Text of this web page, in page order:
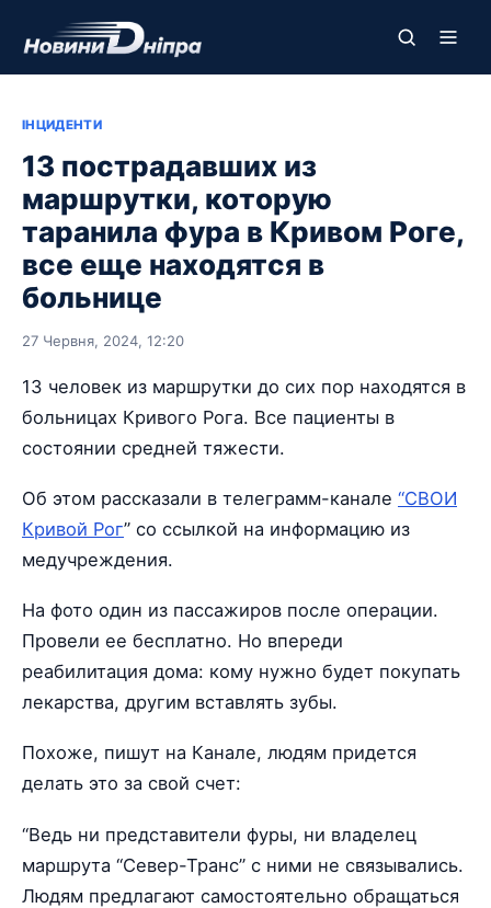
ІНЦИДЕНТИ
13 пострадавших из
маршрутки, которую
таранила фура в Кривом Роге,
все еще находятся в
больнице
27 Червня, 2024, 12:20
13 человек из маршрутки до сих пор находятся в
больницах Кривого Рога. Все пациенты в
состоянии средней тяжести.
Об этом рассказали в телеграмм-канале “СВОИ
Кривой Рог” со ссылкой на информацию из
медучреждения.
На фото один из пассажиров после операции.
Провели ее бесплатно. Но впереди
реабилитация дома: кому нужно будет покупать
лекарства, другим вставлять зубы.
Похоже, пишут на Канале, людям придется
делать это за свой счет:
“Ведь ни представители фуры, ни владелец
маршрута “Север-Транс” с ними не связывались.
Людям предлагают самостоятельно обращаться